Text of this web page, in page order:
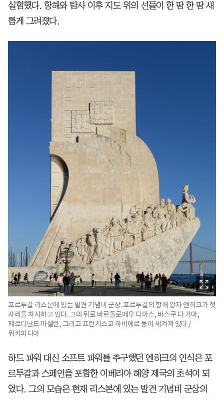
실험했다. 항해와 탐사 이후 지도 위의 선들이 한 땀 한 땀 새
롭게 그려졌다.
포르투갈 리스본에 있는 발견 기념비 군상. 포르투갈의 항해 왕자 엔히크가 첫
자리를 차지하고 있다. 그의 뒤로 바르톨로메우 디아스, 바스쿠 다 가마,
페르디난드 마젤란, 그리고 프란치스코 하비에르 등이 새겨져 있다./
위키피디아
하드 파워 대신 소프트 파워를 추구했던 엔히크의 인식은 포
르투갈과 스페인을 포함한 이베리아 해양 제국의 초석이 되
었다. 그의 모습은 현재 리스본에 있는 발견 기념비 군상의